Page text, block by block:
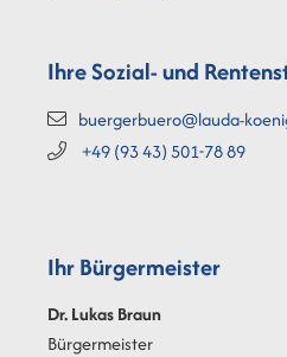
Ihre Sozial- und
buergerbuero@lauda-
+49 (9343) 501-7889
Ihr Bürgermeister
Dr. LukasBraun
Bürgermeister